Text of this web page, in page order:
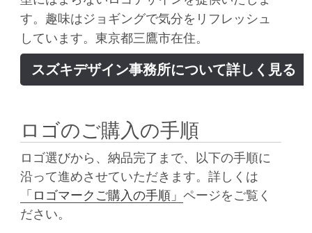
す。趣味はジョギングで気分をリフレッシュ
しています。東京都三鷹市在住。
スズキデザイン事務所について詳しく見る
ロゴのご購入の手順
ロゴ選びから、納品完了まで、以下の手順に
沿って進めさせていただきます。詳しくは
「ロゴマークご購入の手順」ページをご覧く
ださい。